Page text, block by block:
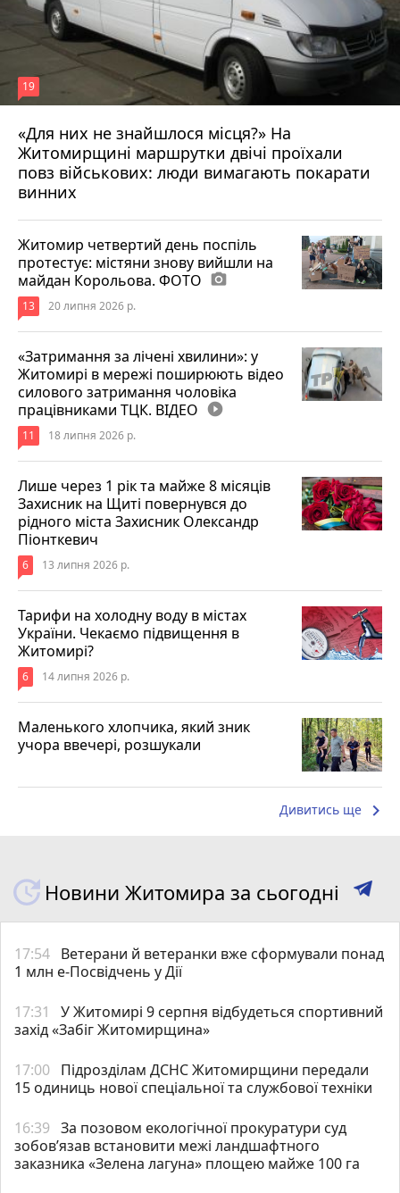
«Для них не знайшлося місця?» На
Житомирщині маршрутки двічі проїхали
повз військових: люди вимагають покарати
винних
19
17 липня 2026 р.
Житомир четвертий день поспіль
протестує: містяни знову вийшли на
майдан Корольова. ФОТО photo_camera
13 20 липня 2026 р.
«Затримання за лічені хвилини»: у
Житомирі в мережі поширюють відео
силового затримання чоловіка
працівниками ТЦК. ВІДЕО play_circle_filled
11 18 липня 2026 р.
Лише через 1 рік та майже 8 місяців
Захисник на Щиті повернувся до
рідного міста Захисник Олександр
Піонткевич
6 13 липня 2026 р.
Тарифи на холодну воду в містах
України. Чекаємо підвищення в
Житомирі?
6 14 липня 2026 р.
Маленького хлопчика, який зник
учора ввечері, розшукали
Дивитись ще keyboard_arrow_right
Новини Житомира за сьогодні
17:54 Ветерани й ветеранки вже сформували понад
1 млн е-Посвідчень у Дії
17:31
У Житомирі 9 серпня відбудеться спортивний
захід «Забіг Житомирщина»
17:00 Підрозділам ДСНС Житомирщини передали
15 одиниць нової спеціальної та службової техніки
16:39 За позовом екологічної прокуратури суд
зобов’язав встановити межі ландшафтного
заказника «Зелена лагуна» площею майже 100 га